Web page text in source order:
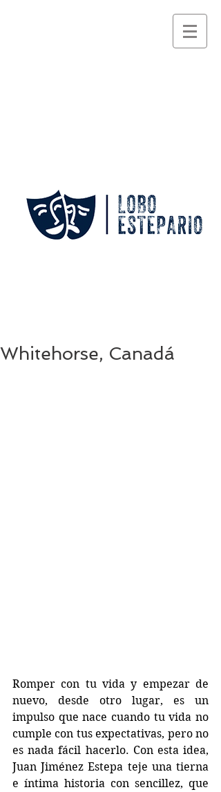
Whitehorse, Canadá
Romper con tu vida y empezar de
nuevo, desde otro lugar, es un
impulso que nace cuando tu vida no
cumple con tus expectativas, pero no
es nada fácil hacerlo. Con esta idea,
Juan Jiménez Estepa teje una tierna
e íntima historia con sencillez, que